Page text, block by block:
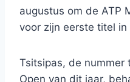
augustus om de ATP
voor zijn eerste titel in
Tsitsipas, de nummer
Open van dit jaar,